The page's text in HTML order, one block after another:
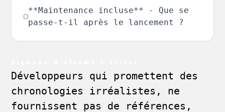
**Maintenance incluse** - Que se
passe-t-il après le lancement ?
Développeurs qui promettent des
chronologies irréalistes, ne
fournissent pas de références,